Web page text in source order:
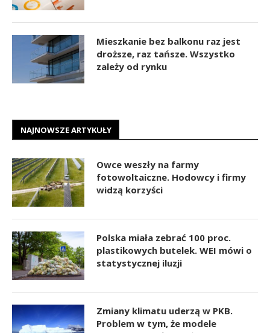
Mieszkanie bez balkonu raz jest
droższe, raz tańsze. Wszystko
zależy od rynku
NAJNOWSZE ARTYKUŁY
Owce weszły na farmy
fotowoltaiczne. Hodowcy i firmy
widzą korzyści
Polska miała zebrać 100 proc.
plastikowych butelek. WEI mówi o
statystycznej iluzji
Zmiany klimatu uderzą w PKB.
Problem w tym, że modele